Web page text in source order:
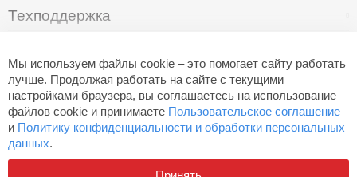
Мы используем файлы cookie – это помогает сайту работать
лучше. Продолжая работать на сайте с текущими
настройками браузера, вы соглашаетесь на использование
файлов cookie и принимаете Пользовательское соглашение
и Политику конфиденциальности и обработки персональных
данных.
Техподдержка
+7 (495) 249-05-94